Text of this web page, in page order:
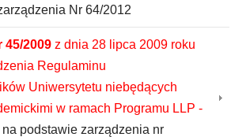
Nr 64/2012
45/2009 z dnia 28 lipca 2009 roku
Regulaminu
Uniwersytetu niebędących
w ramach Programu LLP -
na podstawie zarządzenia nr